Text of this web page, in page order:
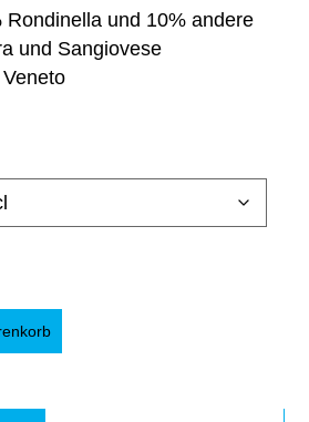
Rondinella und 10% andere
und Sangiovese